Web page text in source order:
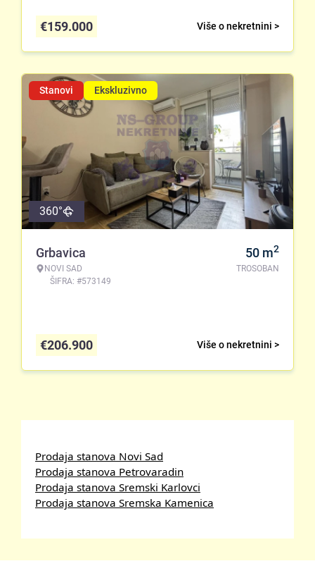
Više o nekretnini >
€159.000
Stanovi Ekskluzivno
360°
Grbavica
NOVI SAD
ŠIFRA: #573149
50 m2
TROSOBAN
Više o nekretnini >
€206.900
Prodaja stanova Novi Sad
Prodaja stanova Petrovaradin
Prodaja stanova Sremski Karlovci
Prodaja stanova Sremska Kamenica